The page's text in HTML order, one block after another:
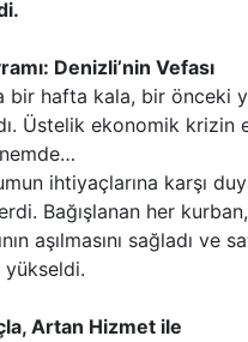
Denizli’nin Vefası
bir hafta kala, bir önceki
Üstelik ekonomik krizin
ihtiyaçlarına karşı
Bağışlanan her
aşılmasını sağladı ve
Artan Hizmet ile